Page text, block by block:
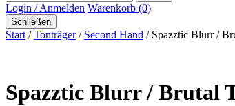
Login / Anmelden Warenkorb (0)
Schließen
Start /Tonträger/ Second Hand / Spazztic Blurr /
Spazztic Blurr / Brutal